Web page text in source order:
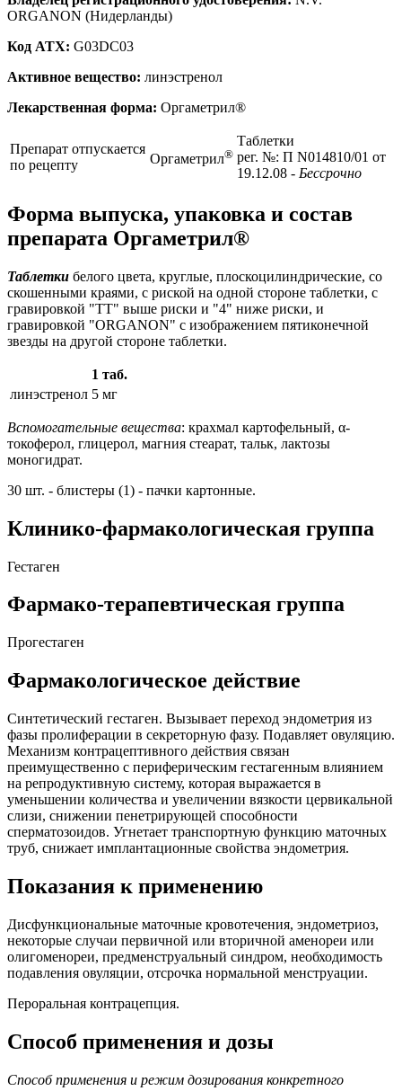
ORGANON (Нидерланды)
Код ATX: G03DC03
Активное вещество: линэстренол
Лекарственная форма: Оргаметрил®
Препарат отпускается
по рецепту
Оргаметрил®
Таблетки
рег. №: П N014810/01 от
19.12.08 - Бессрочно
Форма выпуска, упаковка и состав
препарата Оргаметрил®
Таблетки белого цвета, круглые, плоскоцилиндрические, со
скошенными краями, с риской на одной стороне таблетки, с
гравировкой "ТТ" выше риски и "4" ниже риски, и
гравировкой "ORGANON" с изображением пятиконечной
звезды на другой стороне таблетки.
1 таб.
линэстренол 5 мг
Вспомогательные вещества: крахмал картофельный, α-
токоферол, глицерол, магния стеарат, тальк, лактозы
моногидрат.
30 шт. - блистеры (1) - пачки картонные.
Клинико-фармакологическая группа
Гестаген
Фармако-терапевтическая группа
Прогестаген
Фармакологическое действие
Синтетический гестаген. Вызывает переход эндометрия из
фазы пролиферации в секреторную фазу. Подавляет овуляцию.
Механизм контрацептивного действия связан
преимущественно с периферическим гестагенным влиянием
на репродуктивную систему, которая выражается в
уменьшении количества и увеличении вязкости цервикальной
слизи, снижении пенетрирующей способности
сперматозоидов. Угнетает транспортную функцию маточных
труб, снижает имплантационные свойства эндометрия.
Показания к применению
Дисфункциональные маточные кровотечения, эндометриоз,
некоторые случаи первичной или вторичной аменореи или
олигоменореи, предменструальный синдром, необходимость
подавления овуляции, отсрочка нормальной менструации.
Пероральная контрацепция.
Способ применения и дозы
Способ применения и режим дозирования конкретного